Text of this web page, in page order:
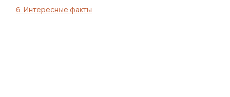
6. Интересные факты